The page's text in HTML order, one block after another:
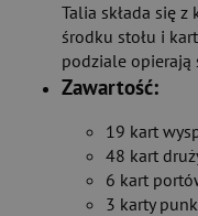
Talia składa się z
środku stołu i
podziale opierają
Zawartość:
19 kart
48 kart
6 kart
3 karty